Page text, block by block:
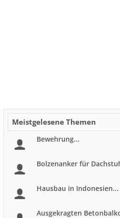
Meistgelesene Themen
Bewehrung...
Bolzenanker für
Hausbau in Indonesien...
Ausgekragten